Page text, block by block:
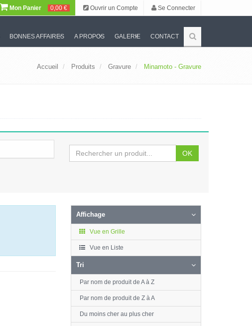
Mon Panier 0,00 € Ouvrir un Compte Se Connecter
BONNES AFFAIRES A PROPOS GALERIE CONTACT
Accueil Produits Gravure Minamoto - Gravure
OK
Affichage
Vue en Grille
Vue en Liste
Tri
Par nom de produit de A à Z
Par nom de produit de Z à A
Du moins cher au plus cher